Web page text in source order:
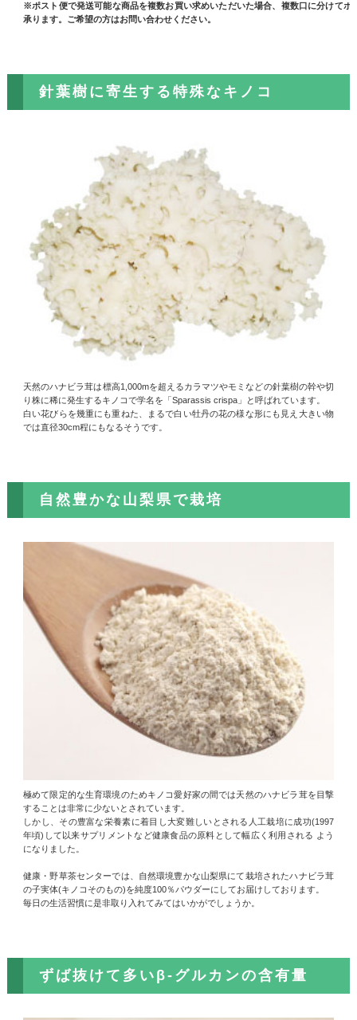
※ポスト便で発送可能な商品を複数お買い求めいただいた場合、複数口に分けてポ
承ります。ご希望の方はお問い合わせください。
針葉樹に寄生する特殊なキノコ
天然のハナビラ茸は標高1,000mを超えるカラマツやモミなどの針葉樹の幹や切
り株に稀に発生するキノコで学名を「Sparassis crispa」と呼ばれています。
白い花びらを幾重にも重ねた、まるで白い牡丹の花の様な形にも見え大きい物
では直径30cm程にもなるそうです。
自然豊かな山梨県で栽培
極めて限定的な生育環境のためキノコ愛好家の間では天然のハナビラ茸を目撃
することは非常に少ないとされています。
しかし、その豊富な栄養素に着目し大変難しいとされる人工栽培に成功(1997
年頃)して以来サプリメントなど健康食品の原料として幅広く利用される よう
になりました。
健康・野草茶センターでは、自然環境豊かな山梨県にて栽培されたハナビラ茸
の子実体(キノコそのもの)を純度100％パウダーにしてお届けしております。
毎日の生活習慣に是非取り入れてみてはいかがでしょうか。
ずば抜けて多いβ-グルカンの含有量